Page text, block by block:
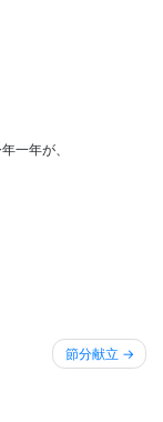
一年が、
節分献立